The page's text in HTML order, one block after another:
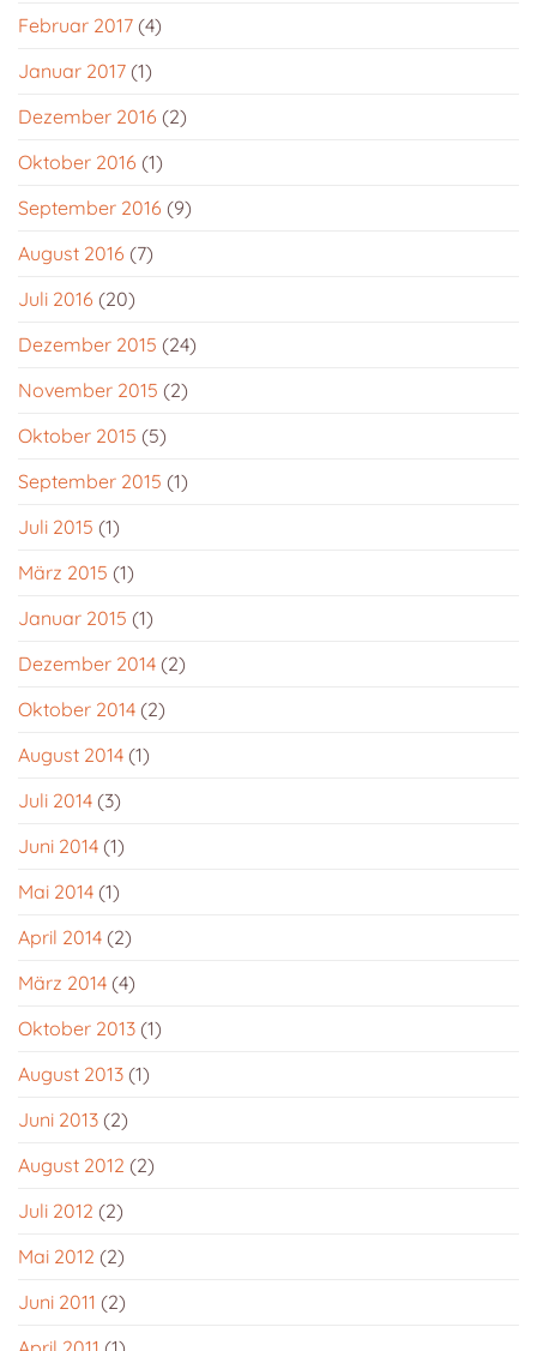
Februar 2017 (4)
Januar 2017 (1)
Dezember 2016 (2)
Oktober 2016 (1)
September 2016 (9)
August 2016 (7)
Juli 2016 (20)
Dezember 2015 (24)
November 2015 (2)
Oktober 2015 (5)
September 2015 (1)
Juli 2015 (1)
März 2015 (1)
Januar 2015 (1)
Dezember 2014 (2)
Oktober 2014 (2)
August 2014 (1)
Juli 2014 (3)
Juni 2014 (1)
Mai 2014 (1)
April 2014 (2)
März 2014 (4)
Oktober 2013 (1)
August 2013 (1)
Juni 2013 (2)
August 2012 (2)
Juli 2012 (2)
Mai 2012 (2)
Juni 2011 (2)